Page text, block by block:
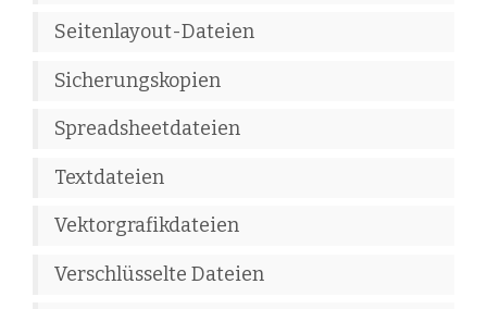
Seitenlayout-Dateien
Sicherungskopien
Spreadsheetdateien
Textdateien
Vektorgrafikdateien
Verschlüsselte Dateien